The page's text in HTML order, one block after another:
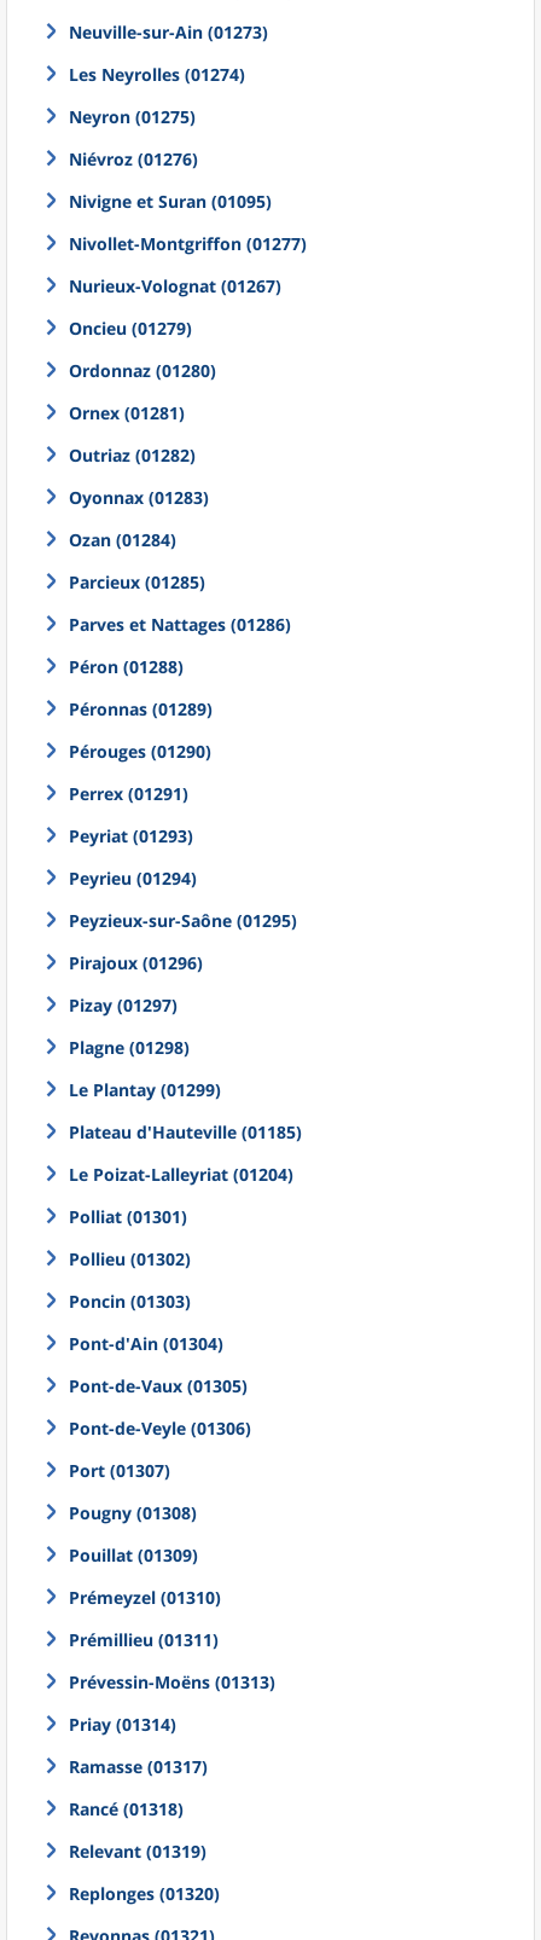
Neuville-sur-Ain (01273)
Les Neyrolles (01274)
Neyron (01275)
Niévroz (01276)
Nivigne et Suran (01095)
Nivollet-Montgriffon (01277)
Nurieux-Volognat (01267)
Oncieu (01279)
Ordonnaz (01280)
Ornex (01281)
Outriaz (01282)
Oyonnax (01283)
Ozan (01284)
Parcieux (01285)
Parves et Nattages (01286)
Péron (01288)
Péronnas (01289)
Pérouges (01290)
Perrex (01291)
Peyriat (01293)
Peyrieu (01294)
Peyzieux-sur-Saône (01295)
Pirajoux (01296)
Pizay (01297)
Plagne (01298)
Le Plantay (01299)
Plateau d'Hauteville (01185)
Le Poizat-Lalleyriat (01204)
Polliat (01301)
Pollieu (01302)
Poncin (01303)
Pont-d'Ain (01304)
Pont-de-Vaux (01305)
Pont-de-Veyle (01306)
Port (01307)
Pougny (01308)
Pouillat (01309)
Prémeyzel (01310)
Prémillieu (01311)
Prévessin-Moëns (01313)
Priay (01314)
Ramasse (01317)
Rancé (01318)
Relevant (01319)
Replonges (01320)